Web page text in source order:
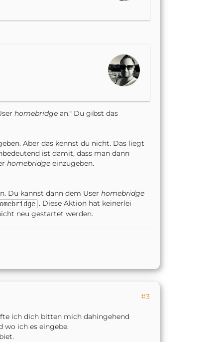
homebridge an." Du gibst das
Aber das kennst du nicht. Das liegt
ist damit, dass man dann
homebridge einzugeben.
Du kannst dann dem User homebridge
. Diese Aktion hat keinerlei
neu gestartet werden.
#3
ich dich bitten mich dahingehend
wo ich es eingebe.